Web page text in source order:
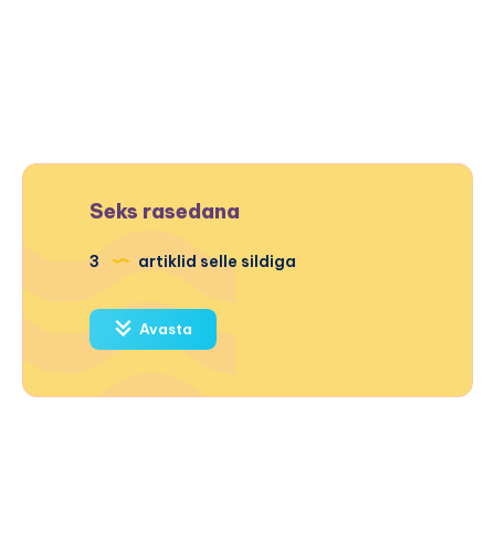
Seks rasedana
3 artiklid selle sildiga
Avasta